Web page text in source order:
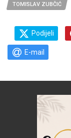
TOMISLAV ZUBČIĆ
Podijeli
E-mail